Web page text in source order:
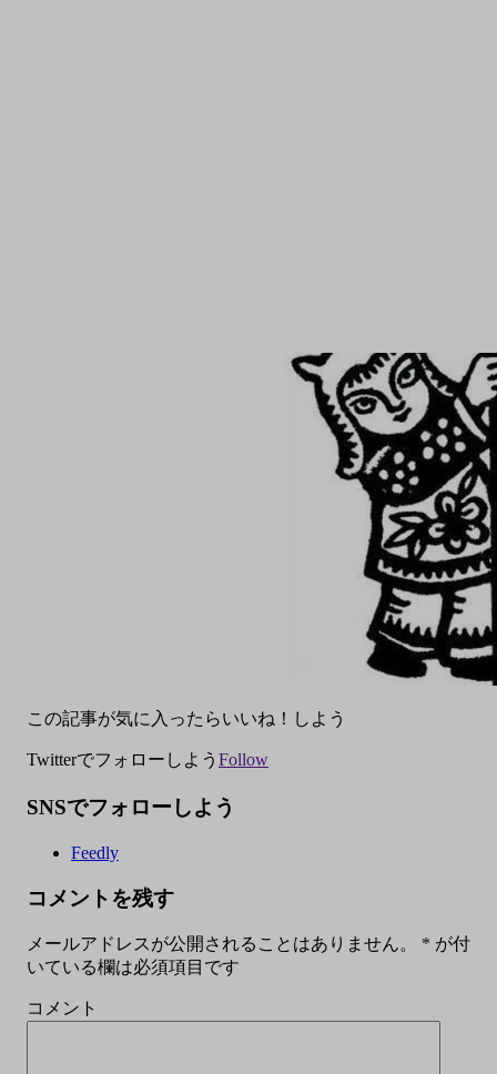
この記事が気に入ったらいいね！しよう
Twitterでフォローしよう Follow
SNSでフォローしよう
Feedly
コメントを残す
メールアドレスが公開されることはありません。 * が付
いている欄は必須項目です
コメント